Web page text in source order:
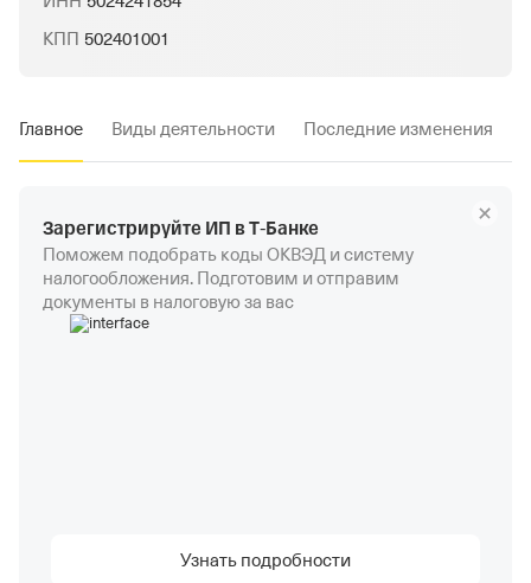
КПП 502401001
Главное Виды деятельности Последние изменения
Зарегистрируйте ИП в Т‑Банке
Поможем подобрать коды ОКВЭД и систему
налогообложения. Подготовим и отправим
документы в налоговую за вас
Узнать подробности